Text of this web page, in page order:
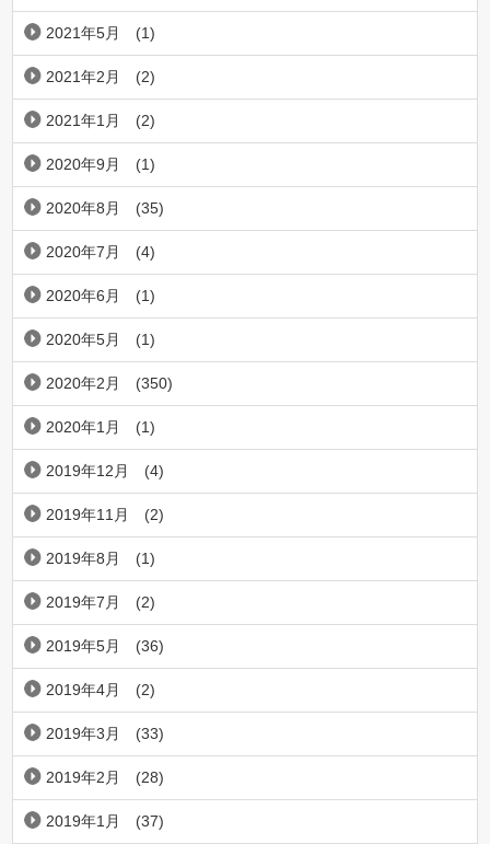
2021年5月 (1)
2021年2月 (2)
2021年1月 (2)
2020年9月 (1)
2020年8月 (35)
2020年7月 (4)
2020年6月 (1)
2020年5月 (1)
2020年2月 (350)
2020年1月 (1)
2019年12月 (4)
2019年11月 (2)
2019年8月 (1)
2019年7月 (2)
2019年5月 (36)
2019年4月 (2)
2019年3月 (33)
2019年2月 (28)
2019年1月 (37)